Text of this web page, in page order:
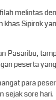
melintas
Sipirok
Pasaribu,
peserta
para
sejak sore hari.